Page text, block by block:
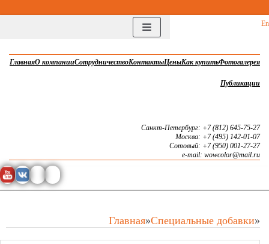
En
Перейти
ГлавнаяО компанииСотрудничествоКонтактыЦеныКак купитьФотогалерея
Публикации
Санкт-Петербург: +7 (812) 645-75-27
Москва: +7 (495) 142-01-07
Сотовый: +7 (950) 001-27-27
e-mail: wowcolor@mail.ru
Главная»Специальные добавки»